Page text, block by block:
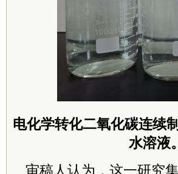
电化学转化二氧化碳连续
水溶液
审稿人认为，这一研究